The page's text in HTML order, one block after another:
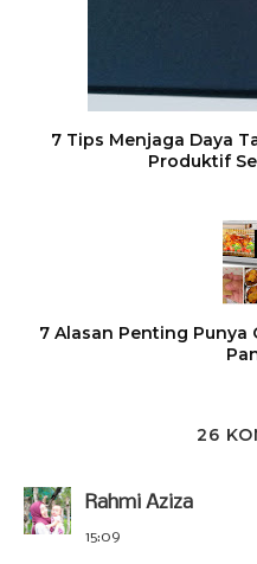
7 Tips Menjaga Daya
Produktif
7 Alasan Penting Punya
26
Rahmi Aziza
15:09